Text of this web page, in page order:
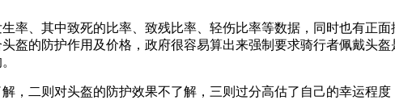
、其中致死的比率、致残比率、轻伤比率等数据，同时也有正
盔的防护作用及价格，政府很容易算出来强制要求骑行者佩戴头
，二则对头盔的防护效果不了解，三则过分高估了自己的幸运程